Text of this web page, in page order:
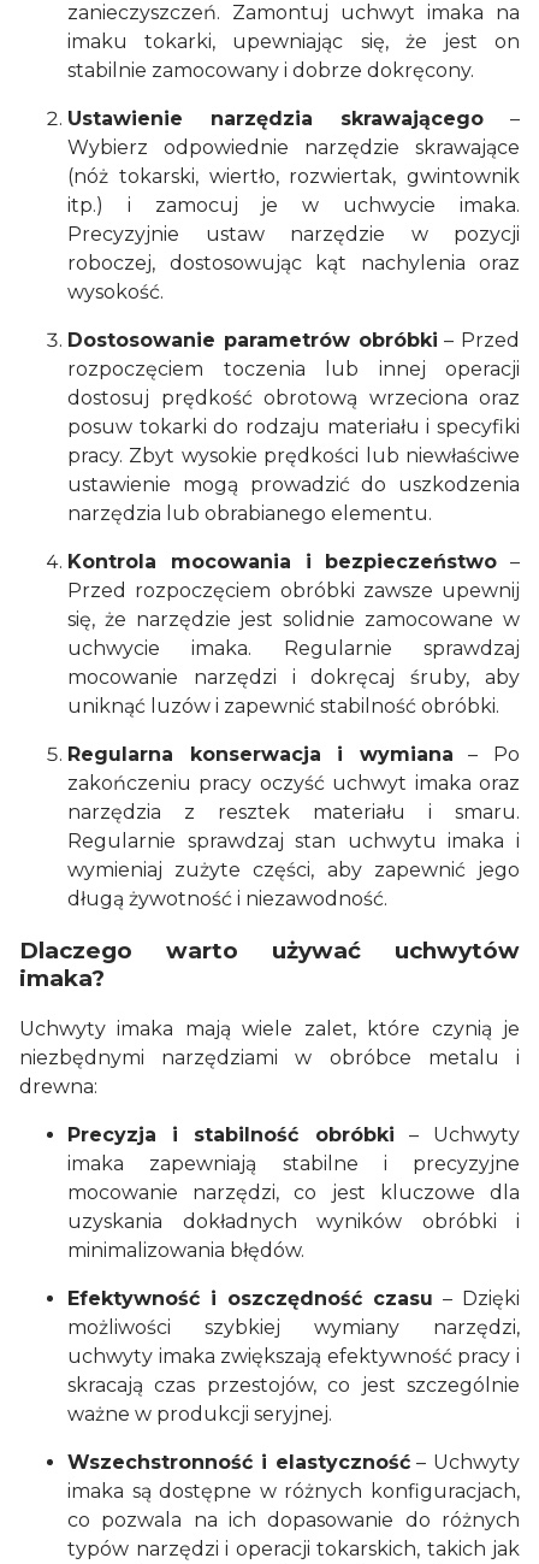
zanieczyszczeń. Zamontuj uchwyt imaka na
imaku tokarki, upewniając się, że jest on
stabilnie zamocowany i dobrze dokręcony.
Ustawienie narzędzia skrawającego –
Wybierz odpowiednie narzędzie skrawające
(nóż tokarski, wiertło, rozwiertak, gwintownik
itp.) i zamocuj je w uchwycie imaka.
Precyzyjnie ustaw narzędzie w pozycji
roboczej, dostosowując kąt nachylenia oraz
wysokość.
Dostosowanie parametrów obróbki – Przed
rozpoczęciem toczenia lub innej operacji
dostosuj prędkość obrotową wrzeciona oraz
posuw tokarki do rodzaju materiału i specyfiki
pracy. Zbyt wysokie prędkości lub niewłaściwe
ustawienie mogą prowadzić do uszkodzenia
narzędzia lub obrabianego elementu.
Kontrola mocowania i bezpieczeństwo –
Przed rozpoczęciem obróbki zawsze upewnij
się, że narzędzie jest solidnie zamocowane w
uchwycie imaka. Regularnie sprawdzaj
mocowanie narzędzi i dokręcaj śruby, aby
uniknąć luzów i zapewnić stabilność obróbki.
Regularna konserwacja i wymiana – Po
zakończeniu pracy oczyść uchwyt imaka oraz
narzędzia z resztek materiału i smaru.
Regularnie sprawdzaj stan uchwytu imaka i
wymieniaj zużyte części, aby zapewnić jego
długą żywotność i niezawodność.
Dlaczego warto używać uchwytów
imaka?
Uchwyty imaka mają wiele zalet, które czynią je
niezbędnymi narzędziami w obróbce metalu i
drewna:
Precyzja i stabilność obróbki – Uchwyty
imaka zapewniają stabilne i precyzyjne
mocowanie narzędzi, co jest kluczowe dla
uzyskania dokładnych wyników obróbki i
minimalizowania błędów.
Efektywność i oszczędność czasu – Dzięki
możliwości szybkiej wymiany narzędzi,
uchwyty imaka zwiększają efektywność pracy i
skracają czas przestojów, co jest szczególnie
ważne w produkcji seryjnej.
Wszechstronność i elastyczność– Uchwyty
imaka są dostępne w różnych konfiguracjach,
co pozwala na ich dopasowanie do różnych
typów narzędzi i operacji tokarskich, takich jak